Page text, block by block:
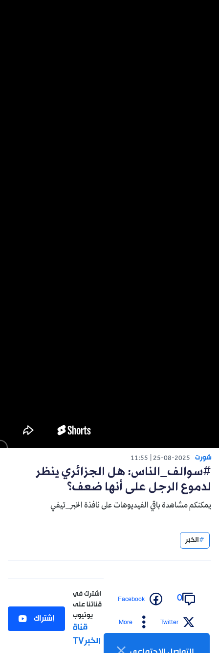
شورت 25-08-2025
11:55
#سوالف_الناس: هل الجزائري ينظر
لدموع الرجل على أنها ضعف؟
يمكنكم مشاهدة باقي الفيديوهات على نافذة الخبر_تيفي
الخبر
0
Facebook
Twitter
More
اشترك في
قناتنا على
يوتيوب
قناة
الخبرTV
إشتراك